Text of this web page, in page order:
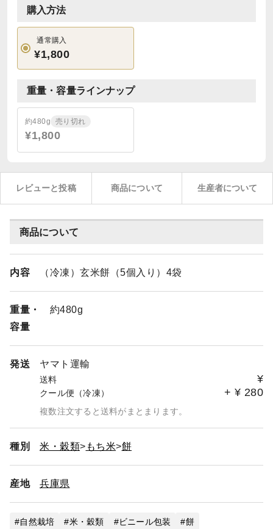
購入方法
通常購入
¥1,800
重量・容量ラインナップ
約480g 売り切れ
¥1,800
レビューと投稿 商品について 生産者について
商品について
内容 （冷凍）玄米餅（5個入り）4袋
重量・
容量
約480g
発送 ヤマト運輸
送料 ¥
クール便（冷凍） + ¥ 280
複数注文すると送料がまとまります。
種別 米・穀類 もち米 餅
産地 兵庫県
自然栽培 米・穀類 ビニール包装
餅